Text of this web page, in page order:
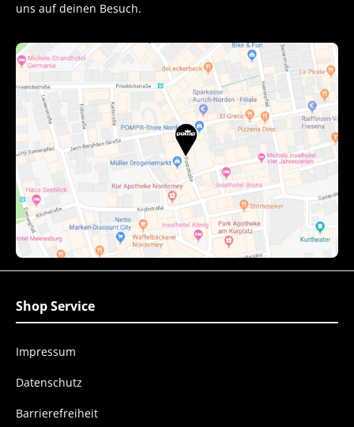
uns auf deinen Besuch.
Shop Service
Impressum
Datenschutz
Barrierefreiheit